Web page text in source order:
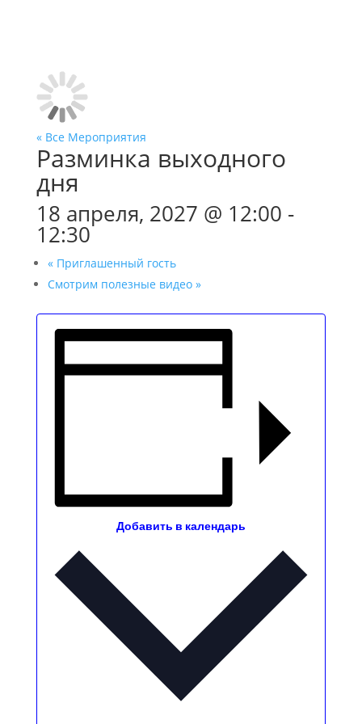
« Все Мероприятия
Разминка выходного
дня
18 апреля, 2027 @ 12:00 -
12:30
«Приглашенный гость
Смотрим полезные видео »
Добавить в календарь